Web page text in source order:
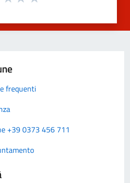
frequenti
+39 0373 456 711